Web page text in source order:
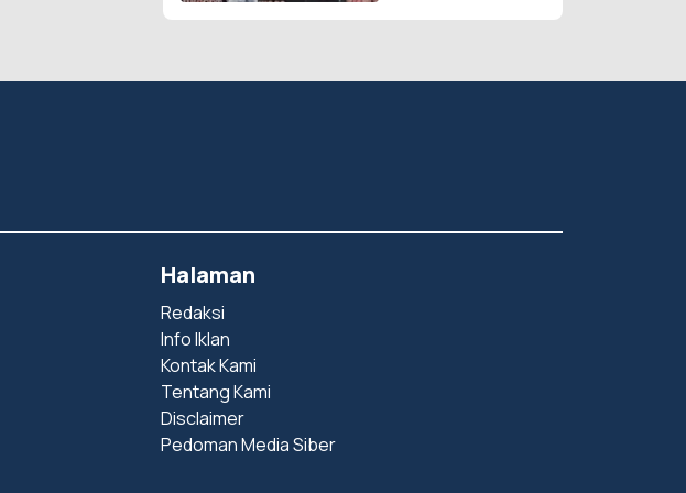
Halaman
Redaksi
Info Iklan
Kontak Kami
Tentang Kami
Disclaimer
Pedoman Media Siber